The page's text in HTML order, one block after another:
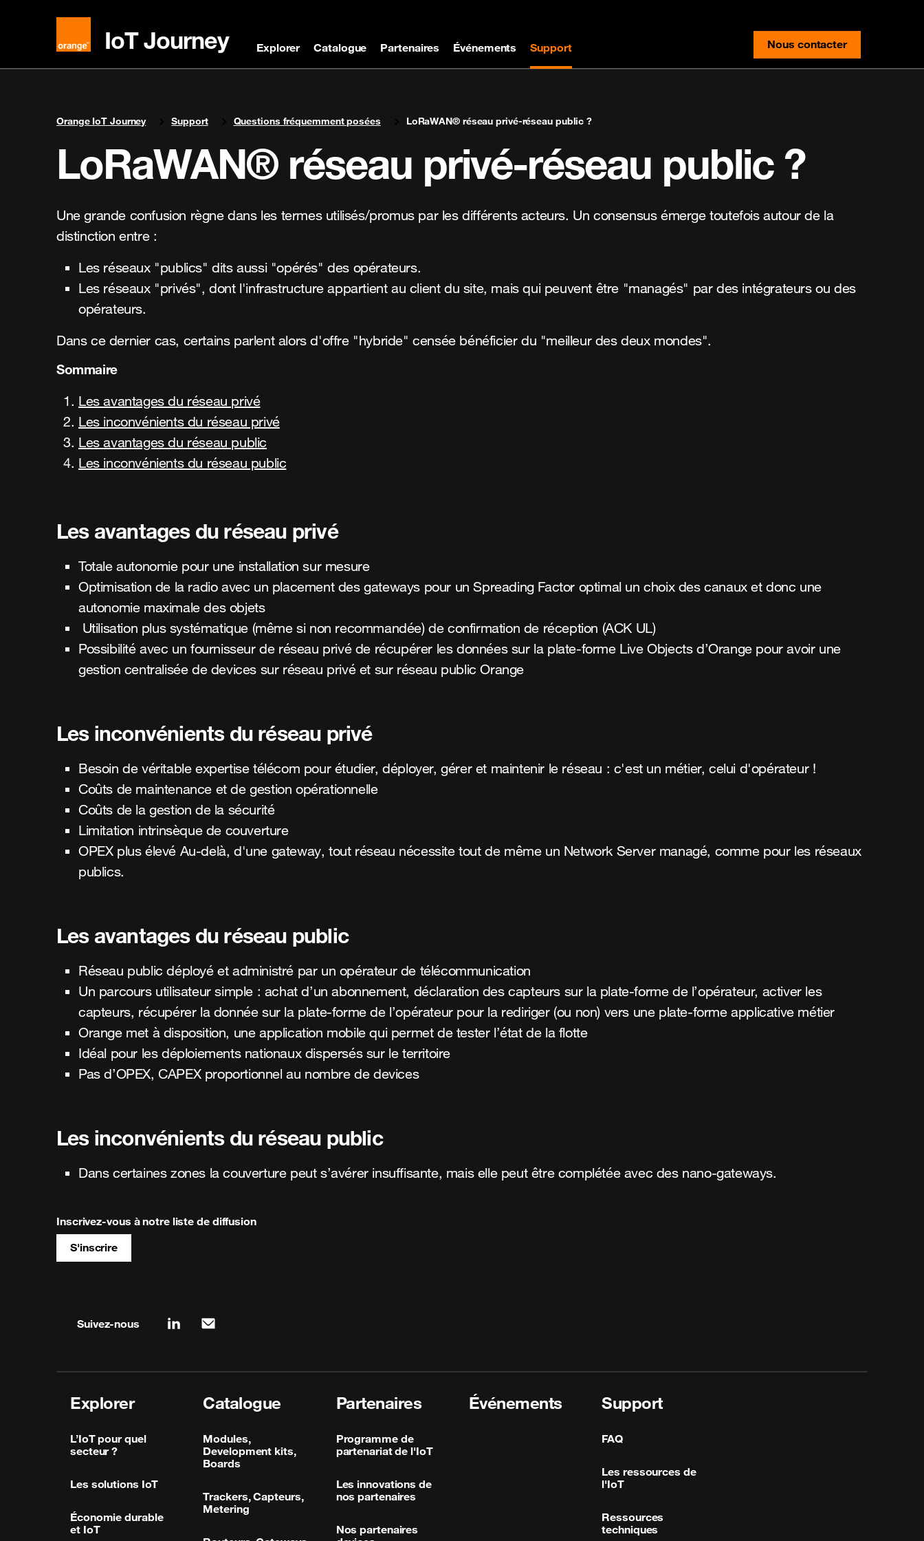
IoT Journey Explorer Catalogue Partenaires Événements Support Nous contacter
contact-us
You are here:
Orange IoT Journey Support Questions fréquemment posées LoRaWAN® réseau privé-réseau public ?
LoRaWAN® réseau privé-réseau public ?
Une grande confusion règne dans les termes utilisés/promus par les différents acteurs. Un consensus émerge toutefois autour de la
distinction entre :
Les réseaux "publics" dits aussi "opérés" des opérateurs.
Les réseaux "privés", dont l'infrastructure appartient au client du site, mais qui peuvent être "managés" par des intégrateurs ou des
opérateurs.
Dans ce dernier cas, certains parlent alors d'offre "hybride" censée bénéficier du "meilleur des deux mondes".
Sommaire
Les avantages du réseau privé
Les inconvénients du réseau privé
Les avantages du réseau public
Les inconvénients du réseau public
Les avantages du réseau privé
Totale autonomie pour une installation sur mesure
Optimisation de la radio avec un placement des gateways pour un Spreading Factor optimal un choix des canaux et donc une
autonomie maximale des objets
Utilisation plus systématique (même si non recommandée) de confirmation de réception (ACK UL)
Possibilité avec un fournisseur de réseau privé de récupérer les données sur la plate-forme Live Objects d’Orange pour avoir une
gestion centralisée de devices sur réseau privé et sur réseau public Orange
Les inconvénients du réseau privé
Besoin de véritable expertise télécom pour étudier, déployer, gérer et maintenir le réseau : c'est un métier, celui d'opérateur !
Coûts de maintenance et de gestion opérationnelle
Coûts de la gestion de la sécurité
Limitation intrinsèque de couverture
OPEX plus élevé Au-delà, d'une gateway, tout réseau nécessite tout de même un Network Server managé, comme pour les réseaux
publics.
Les avantages du réseau public
Réseau public déployé et administré par un opérateur de télécommunication
Un parcours utilisateur simple : achat d’un abonnement, déclaration des capteurs sur la plate-forme de l’opérateur, activer les
capteurs, récupérer la donnée sur la plate-forme de l’opérateur pour la rediriger (ou non) vers une plate-forme applicative métier
Orange met à disposition, une application mobile qui permet de tester l’état de la flotte
Idéal pour les déploiements nationaux dispersés sur le territoire
Pas d’OPEX, CAPEX proportionnel au nombre de devices
Les inconvénients du réseau public
Dans certaines zones la couverture peut s’avérer insuffisante, mais elle peut être complétée avec des nano-gateways.
Inscrivez-vous à notre liste de diffusion
S'inscrire
Suivez-nous linkedinmail
Explorer
L’IoT pour quel
secteur ?
Les solutions IoT
Économie durable
et IoT
Catalogue
Modules,
Development kits,
Boards
Trackers, Capteurs,
Metering
Partenaires
Programme de
partenariat de l'IoT
Les innovations de
nos partenaires
Nos partenaires
Événements Support
FAQ
Les ressources de
l'IoT
Ressources
techniques